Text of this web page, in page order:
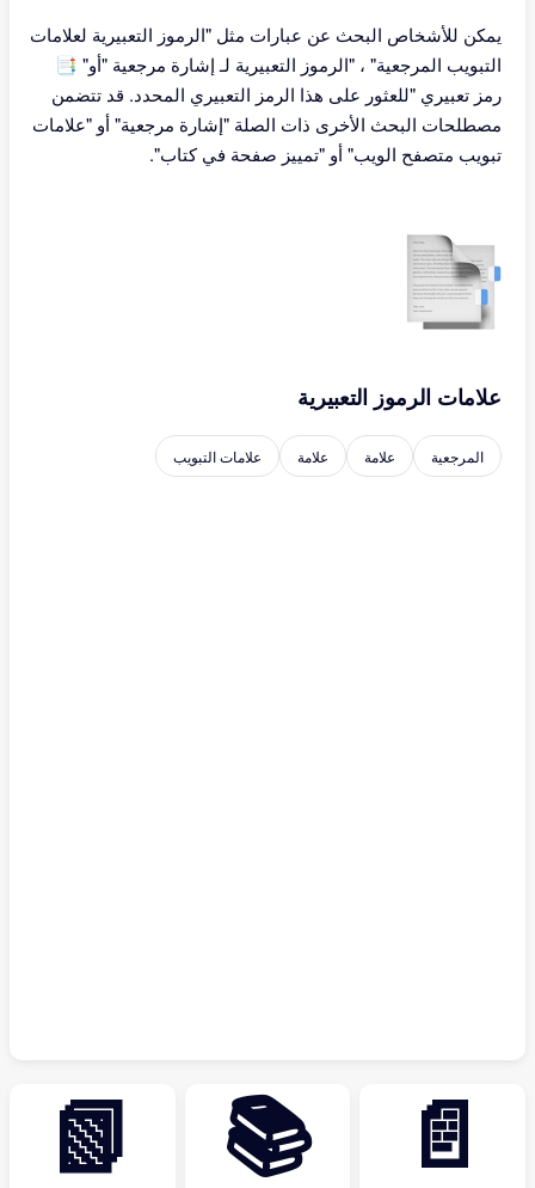
يمكن للأشخاص البحث عن عبارات مثل "الرموز التعبيرية لعلامات
التبويب المرجعية" ، "الرموز التعبيرية لـ إشارة مرجعية "أو" 📑
رمز تعبيري "للعثور على هذا الرمز التعبيري المحدد. قد تتضمن
مصطلحات البحث الأخرى ذات الصلة "إشارة مرجعية" أو "علامات
تبويب متصفح الويب" أو "تمييز صفحة في كتاب".
علامات الرموز التعبيرية
المرجعية علامة علامة علامات التبويب
📄
📚
📗